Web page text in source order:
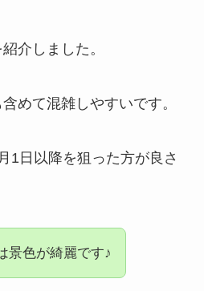
介しました。
めて混雑しやすいです。
1日以降を狙った方が良さ
景色が綺麗です♪